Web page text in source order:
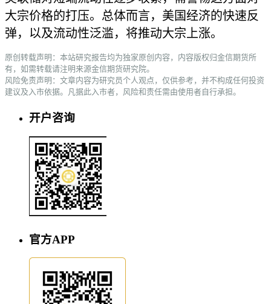
大宗价格的打压。总体而言，美国经济的快速反
弹，以及流动性泛滥，将推动大宗上涨。
原创转载声明：本站研究报告均为独家原创内容，内容版权归金信期货所
有，如需转载请注明来源金信期货研究院。
风险免责声明：文章内容为研究员个人观点，仅供参考，并不构成任何投资
建议及入市依据。凡据此入市者，风险和责任需由使用者自行承担。
开户咨询
官方APP